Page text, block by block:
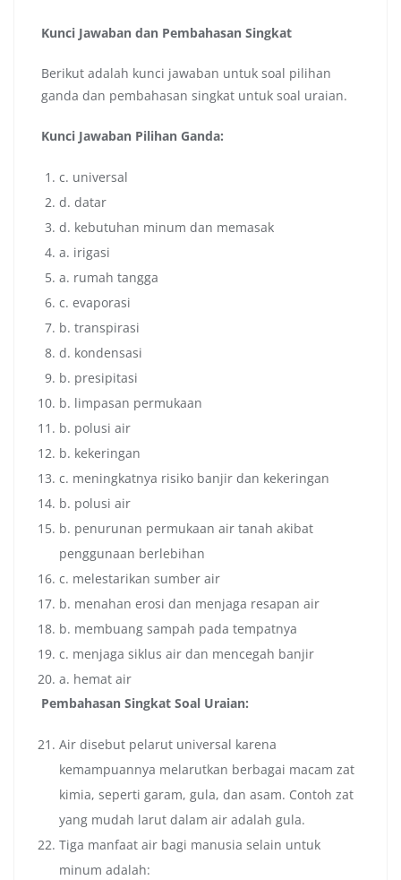
Kunci Jawaban dan Pembahasan Singkat
Berikut adalah kunci jawaban untuk soal pilihan
ganda dan pembahasan singkat untuk soal uraian.
Kunci Jawaban Pilihan Ganda:
c. universal
d. datar
d. kebutuhan minum dan memasak
a. irigasi
a. rumah tangga
c. evaporasi
b. transpirasi
d. kondensasi
b. presipitasi
b. limpasan permukaan
b. polusi air
b. kekeringan
c. meningkatnya risiko banjir dan kekeringan
b. polusi air
b. penurunan permukaan air tanah akibat
penggunaan berlebihan
c. melestarikan sumber air
b. menahan erosi dan menjaga resapan air
b. membuang sampah pada tempatnya
c. menjaga siklus air dan mencegah banjir
a. hemat air
Pembahasan Singkat Soal Uraian:
Air disebut pelarut universal karena
kemampuannya melarutkan berbagai macam zat
kimia, seperti garam, gula, dan asam. Contoh zat
yang mudah larut dalam air adalah gula.
Tiga manfaat air bagi manusia selain untuk
minum adalah: